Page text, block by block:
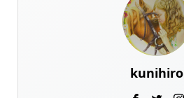
kunihiro